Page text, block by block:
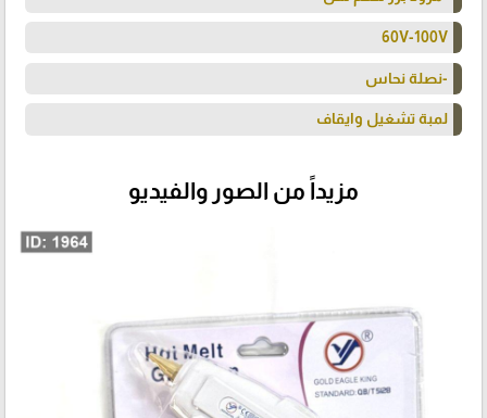
60V-100V
-نصلة نحاس
لمبة تشغيل وايقاف
مزيداً من الصور والفيديو